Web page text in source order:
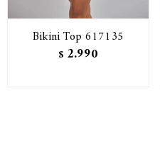
Bikini Top 617135
$ 2.990